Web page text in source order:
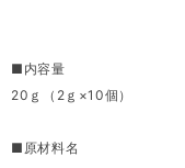
■内容量
20ｇ（2ｇ×10個）
■原材料名